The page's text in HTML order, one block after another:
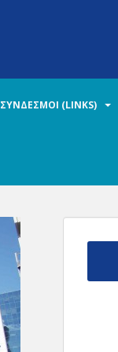
ΣΥΝΔΕΣΜΟΙ (LINKS)